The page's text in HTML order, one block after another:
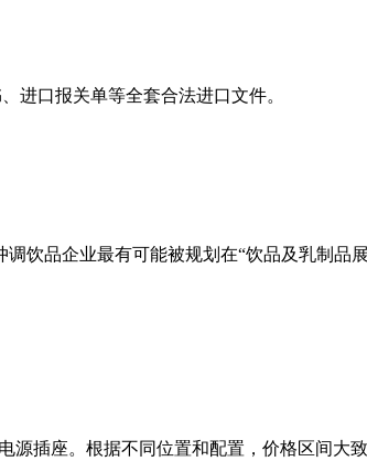
口报关单等全套合法进口文件。
饮品企业最有可能被规划在“饮品及乳制品
插座。根据不同位置和配置，价格区间大致